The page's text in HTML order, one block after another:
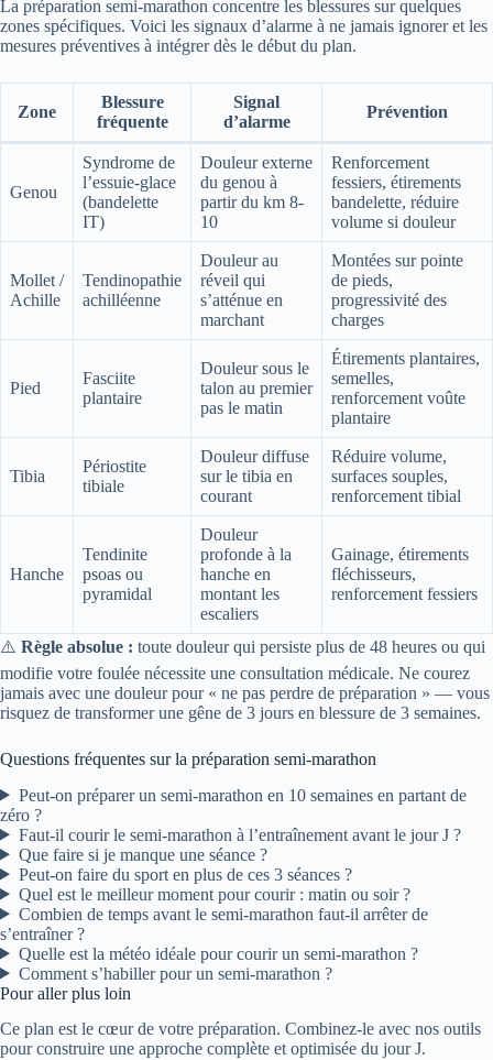
La préparation semi-marathon concentre les blessures sur quelques
zones spécifiques. Voici les signaux d’alarme à ne jamais ignorer et les
mesures préventives à intégrer dès le début du plan.
Zone
Blessure
fréquente
Signal
d’alarme
Prévention
Genou
Syndrome de
l’essuie-glace
(bandelette
IT)
Douleur externe
du genou à
partir du km 8-
10
Renforcement
fessiers, étirements
bandelette, réduire
volume si douleur
Mollet /
Achille
Tendinopathie
achilléenne
Douleur au
réveil qui
s’atténue en
marchant
Montées sur pointe
de pieds,
progressivité des
charges
Pied
Fasciite
plantaire
Douleur sous le
talon au premier
pas le matin
Étirements plantaires,
semelles,
renforcement voûte
plantaire
Tibia
Périostite
tibiale
Douleur diffuse
sur le tibia en
courant
Réduire volume,
surfaces souples,
renforcement tibial
Hanche
Tendinite
psoas ou
pyramidal
Douleur
profonde à la
hanche en
montant les
escaliers
Gainage, étirements
fléchisseurs,
renforcement fessiers
⚠️ Règle absolue : toute douleur qui persiste plus de 48 heures ou qui
modifie votre foulée nécessite une consultation médicale. Ne courez
jamais avec une douleur pour « ne pas perdre de préparation » — vous
risquez de transformer une gêne de 3 jours en blessure de 3 semaines.
Questions fréquentes sur la préparation semi-marathon
Peut-on préparer un semi-marathon en 10 semaines en partant de
zéro ?
Faut-il courir le semi-marathon à l’entraînement avant le jour J ?
Que faire si je manque une séance ?
Peut-on faire du sport en plus de ces 3 séances ?
Quel est le meilleur moment pour courir : matin ou soir ?
Combien de temps avant le semi-marathon faut-il arrêter de
s’entraîner ?
Quelle est la météo idéale pour courir un semi-marathon ?
Comment s’habiller pour un semi-marathon ?
Pour aller plus loin
Ce plan est le cœur de votre préparation. Combinez-le avec nos outils
pour construire une approche complète et optimisée du jour J.